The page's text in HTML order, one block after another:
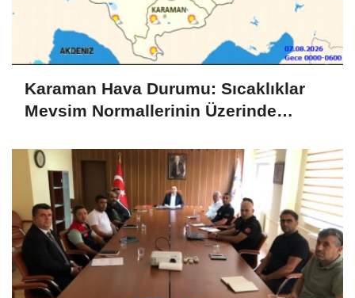
Karaman Hava Durumu: Sıcaklıklar
Mevsim Normallerinin Üzerinde